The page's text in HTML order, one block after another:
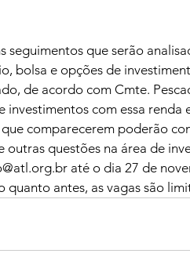
seguimentos que serão
bolsa e opções de
de acordo com Cmte.
investimentos com essa renda
que comparecerem poderão
outras questões na área de
até o dia 27 de
quanto antes, as vagas são